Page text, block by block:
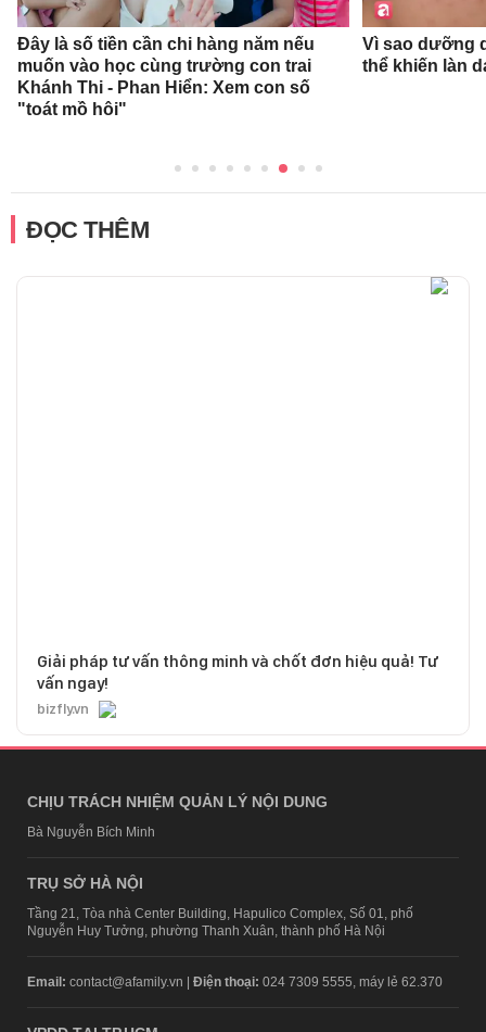
Đây là số tiền cần chi hàng năm nếu
muốn vào học cùng trường con trai
Khánh Thi - Phan Hiển: Xem con số
"toát mồ hôi"
Vì sao dưỡng
thể khiến làn
ĐỌC THÊM
Giải pháp tư vấn thông minh và chốt đơn hiệu quả! Tư
vấn ngay!
bizfly.vn
CHỊU TRÁCH NHIỆM QUẢN LÝ NỘI DUNG
Bà Nguyễn Bích Minh
TRỤ SỞ HÀ NỘI
Tầng 21, Tòa nhà Center Building, Hapulico Complex, Số 01, phố
Nguyễn Huy Tưởng, phường Thanh Xuân, thành phố Hà Nội
Email: contact@afamily.vn | Điện thoại: 024 7309 5555, máy lẻ 62.370